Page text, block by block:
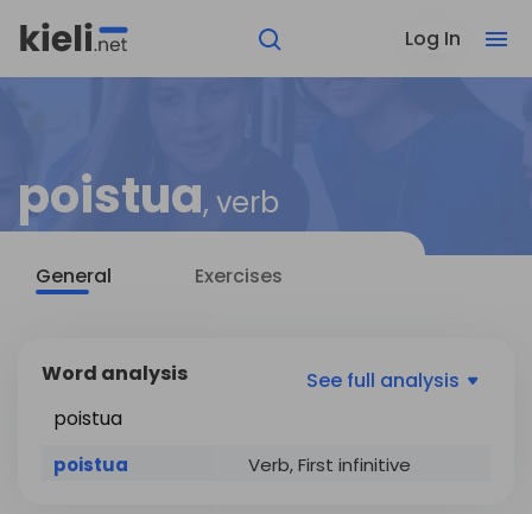
Log In
poistua, verb
General Exercises
Word analysis
poistua
See full analysis
poistua Verb, First infinitive